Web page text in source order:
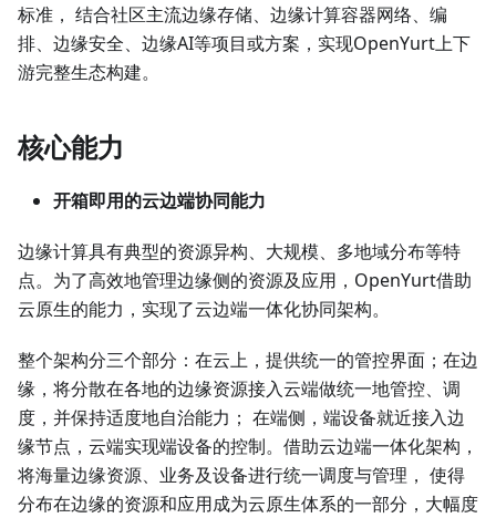
标准， 结合社区主流边缘存储、边缘计算容器网络、编
排、边缘安全、边缘AI等项目或方案，实现OpenYurt上下
游完整生态构建。
核心能力
开箱即用的云边端协同能力
边缘计算具有典型的资源异构、大规模、多地域分布等特
点。为了高效地管理边缘侧的资源及应用，OpenYurt借助
云原生的能力，实现了云边端一体化协同架构。
整个架构分三个部分：在云上，提供统一的管控界面；在边
缘，将分散在各地的边缘资源接入云端做统一地管控、调
度，并保持适度地自治能力； 在端侧，端设备就近接入边
缘节点，云端实现端设备的控制。借助云边端一体化架构，
将海量边缘资源、业务及设备进行统一调度与管理， 使得
分布在边缘的资源和应用成为云原生体系的一部分，大幅度